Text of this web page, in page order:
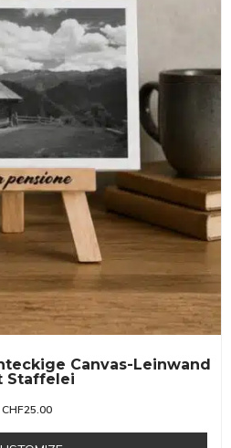
Canvas-Leinwand
Staffelei
CHF25.00